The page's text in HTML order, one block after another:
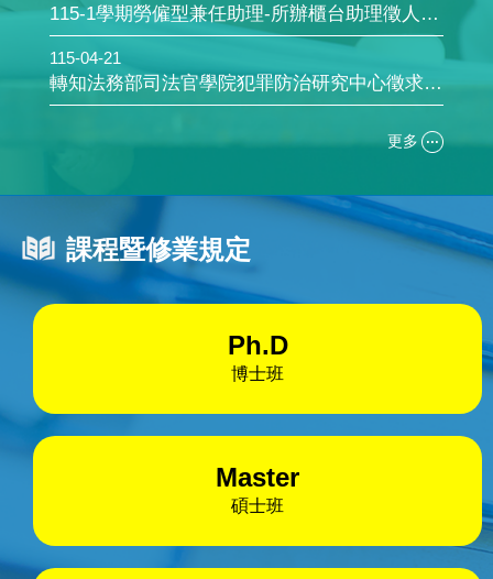
115-1學期勞僱型兼任助理-所辦櫃台助理徵人公告 (申請至7/17日止；115學年入學新生可申請)
115-04-21
轉知法務部司法官學院犯罪防治研究中心徵求長期工讀生（經濟自立青年工讀計畫）
更多
課程暨修業規定
Ph.D
博士班
Master
碩士班